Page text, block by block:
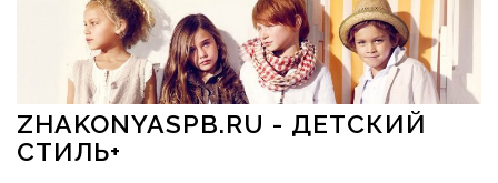
Перейти к содержимому
ZHAKONYASPB.RU - ДЕТСКИЙ
СТИЛЬ+